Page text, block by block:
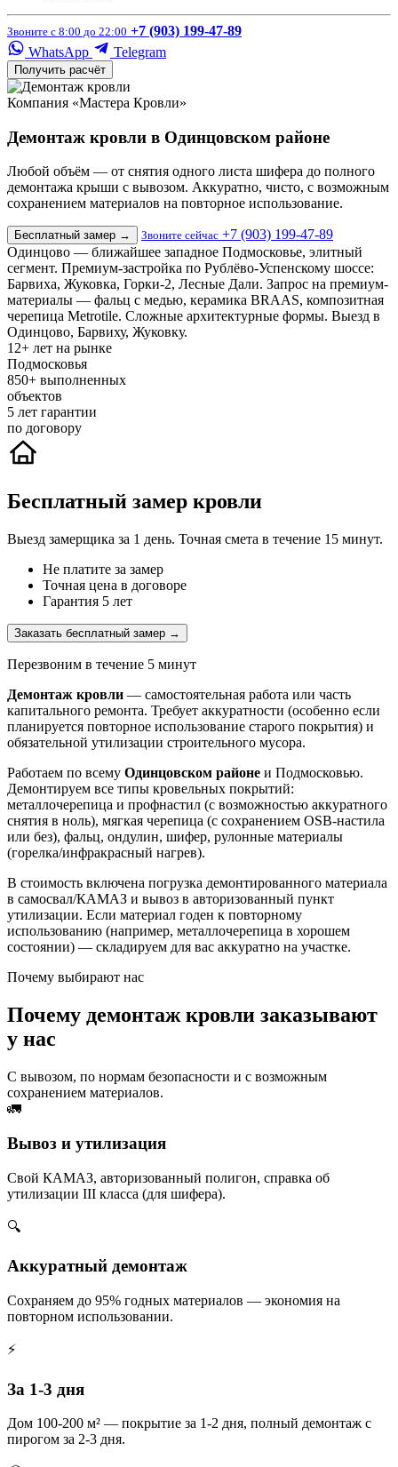
Звоните с 8:00 до 22:00 +7 (903) 199-47-89
WhatsApp
Telegram
Получить расчёт
Компания «Мастера Кровли»
Демонтаж кровли в Одинцовском районе
Любой объём — от снятия одного листа шифера до полного
демонтажа крыши с вывозом. Аккуратно, чисто, с возможным
сохранением материалов на повторное использование.
Бесплатный замер → Звоните сейчас +7 (903) 199-47-89
Одинцово — ближайшее западное Подмосковье, элитный
сегмент. Премиум-застройка по Рублёво-Успенскому шоссе:
Барвиха, Жуковка, Горки-2, Лесные Дали. Запрос на премиум-
материалы — фальц с медью, керамика BRAAS, композитная
черепица Metrotile. Сложные архитектурные формы. Выезд в
Одинцово, Барвиху, Жуковку.
12+ лет на рынке
Подмосковья
850+ выполненных
объектов
5 лет гарантии
по договору
Бесплатный замер кровли
Выезд замерщика за 1 день. Точная смета в течение 15 минут.
Не платите за замер
Точная цена в договоре
Гарантия 5 лет
Заказать бесплатный замер →
Перезвоним в течение 5 минут
Демонтаж кровли — самостоятельная работа или часть
капитального ремонта. Требует аккуратности (особенно если
планируется повторное использование старого покрытия) и
обязательной утилизации строительного мусора.
Работаем по всему Одинцовском районе и Подмосковью.
Демонтируем все типы кровельных покрытий:
металлочерепица и профнастил (с возможностью аккуратного
снятия в ноль), мягкая черепица (с сохранением OSB-настила
или без), фальц, ондулин, шифер, рулонные материалы
(горелка/инфракрасный нагрев).
В стоимость включена погрузка демонтированного материала
в самосвал/КАМАЗ и вывоз в авторизованный пункт
утилизации. Если материал годен к повторному
использованию (например, металлочерепица в хорошем
состоянии) — складируем для вас аккуратно на участке.
Почему выбирают нас
Почему демонтаж кровли заказывают
у нас
С вывозом, по нормам безопасности и с возможным
сохранением материалов.
🚛
Вывоз и утилизация
Свой КАМАЗ, авторизованный полигон, справка об
утилизации III класса (для шифера).
🔍
Аккуратный демонтаж
Сохраняем до 95% годных материалов — экономия на
повторном использовании.
⚡
За 1-3 дня
Дом 100-200 м² — покрытие за 1-2 дня, полный демонтаж с
пирогом за 2-3 дня.